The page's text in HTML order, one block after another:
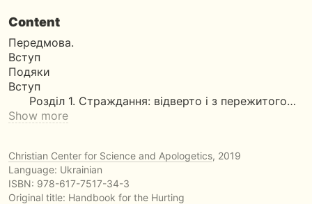
Content
Передмова.
Вступ
Подяки
Вступ
Розділ 1. Страждання: відверто і з пережитого…
Show more
Christian Center for Science and Apologetics, 2019
Language: Ukrainian
ISBN: 978-617-7517-34-3
Original title: Handbook for the Hurting